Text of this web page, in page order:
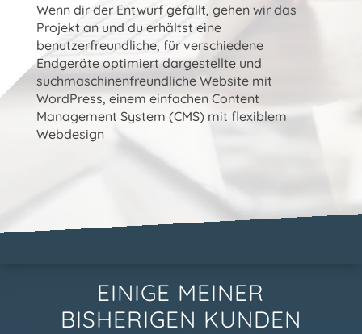
Wenn dir der Entwurf gefällt, gehen wir das
Projekt an und du erhältst eine
benutzerfreundliche, für verschiedene
Endgeräte optimiert dargestellte und
suchmaschinenfreundliche Website mit
WordPress, einem einfachen Content
Management System (CMS) mit flexiblem
Webdesign
EINIGE MEINER
BISHERIGEN KUNDEN